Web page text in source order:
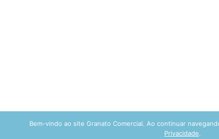
Bem-vindo ao site Granato Comercial. Ao continuar
Privacidade.